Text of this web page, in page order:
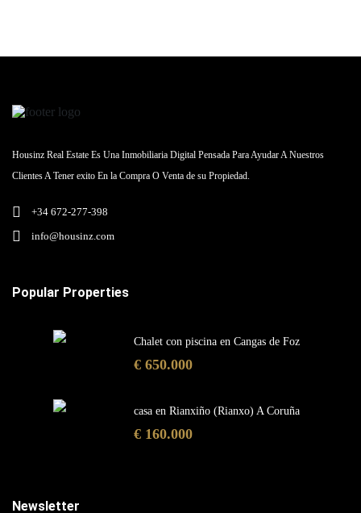
Housinz Real Estate Es Una Inmobiliaria Digital Pensada Para Ayudar A Nuestros
Clientes A Tener exito En la Compra O Venta de su Propiedad.
+34 672-277-398
info@housinz.com
Popular Properties
Chalet con piscina en Cangas de Foz
€ 650.000
casa en Rianxiño (Rianxo) A Coruña
€ 160.000
Newsletter